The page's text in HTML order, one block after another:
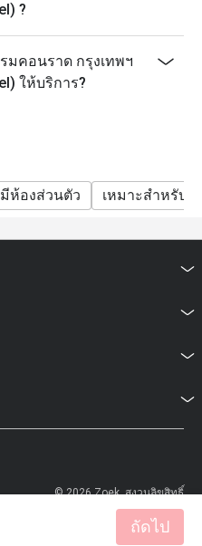
to change without
provide you
culinary offerings that
and culinary
otherwise stated in the
Hotel) offer?
in Cantonese and classic
can-eat dim sum,
and a variety of steamed
of Conrad Bangkok
?
มคอนราด กรุงเทพฯ
ให้บริการ?
มีห้องส่วนตัว เหมาะสำหรับเ
ถัดไป
© 2026 Zoek. สงวนลิขสิทธิ์